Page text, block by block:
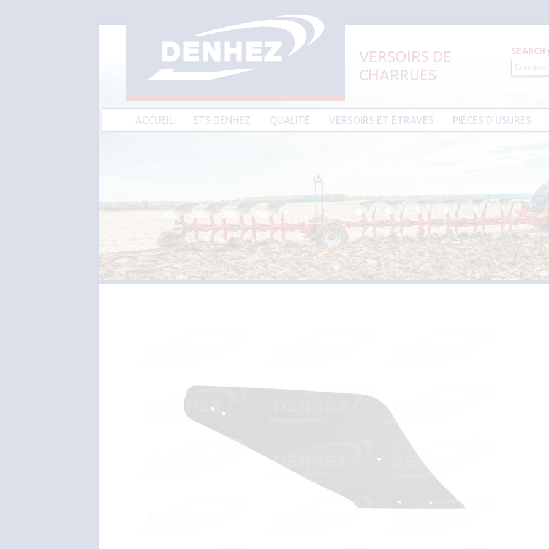
VERSOIRS DE
CHARRUES
SEARCH
Aller au contenu principal
ACCUEIL ETS DENHEZ QUALITÉ VERSOIRS ET ÉTRAVES
VERSOIRS ET ÉTRAVES TYPE DURO
VERSOIRS ET ÉTRAVES TYPE EBRA
VERSOIRS ET ÉTRAVES TYPE GOIZIN
VERSOIRS ET ÉTRAVES TYPE GRÉGOIRE
BESSON
VERSOIRS ET ÉTRAVES TYPE OVERUM
VERSOIRS ET ÉTRAVES TYPE POTTINGER
VERSOIRS ET ÉTRAVES TYPE RABEWERK
VERSOIRS ET ÉTRAVES TYPE RANSOMES
VERSOIRS ET ÉTRAVES TYPE SOUCHU
VERSOIRS ET ÉTRAVES TYPE VOGEL ET
PIÈCES D’USURES
PIÈCES D’USURES TYPE
PIÈCES D’USURES TYPE IH
PIÈCES D’USURES TYPE
PIÈCES D’USURES TYPE
PIÈCES D’USURES TYPE
PIÈCES D’USURES TYPE
PIÈCES D’USURES TYPE